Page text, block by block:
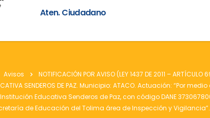
Aten. Ciudadano
Avisos
NOTIFICACIÓN POR AVISO (LEY 1437 DE 2011 –
SENDEROS DE PAZ. Municipio: ATACO. Actuación:
Educativa Senderos de Paz, con código DANE
de Educación del Tolima área de Inspección y Vigilancia”.